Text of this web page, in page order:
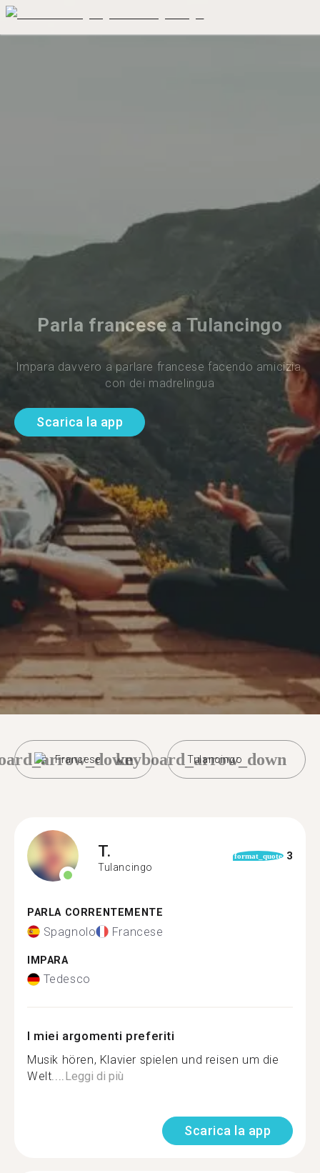
Parla francese a Tulancingo
Impara davvero a parlare francese facendo amicizia
con dei madrelingua
Scarica la app
Francese Tulancingo
keyboard_arrow_down
T.
Tulancingo
format_quote 3
PARLA CORRENTEMENTE
Spagnolo Francese
IMPARA
Tedesco
I miei argomenti preferiti
Musik hören, Klavier spielen und reisen um die
Welt....Leggi di più
Scarica la app